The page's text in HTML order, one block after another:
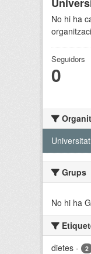
No hi ha
Seguidors
0
Grups
No hi ha
dietes - 2